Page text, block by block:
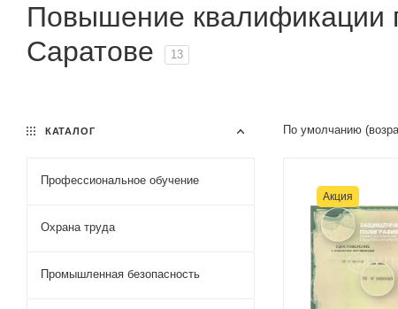
Повышение квалификации
Саратове
13
По умолчанию
Акция
КАТАЛОГ
Профессиональное обучение
Охрана труда
Промышленная безопасность